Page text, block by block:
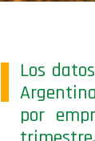
Los
por